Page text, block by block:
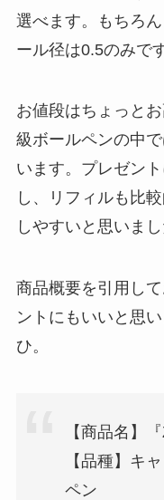
選べます。もちろ
ール径は0.5のみです
お値段はちょっと
級ボールペンの中
います。プレゼン
し、リフィルも比
しやすいと思いまし
商品概要を引用し
ントにもいいと思
ひ。
【商品名】
【品種】キ
ペン